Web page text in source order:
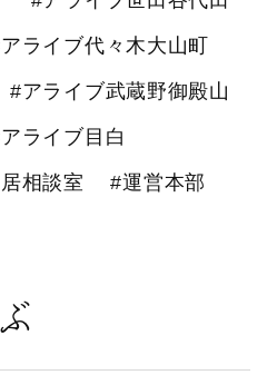
ライブ代々木大山町
#アライブ武蔵野御殿山
ライブ目白
相談室 #運営本部